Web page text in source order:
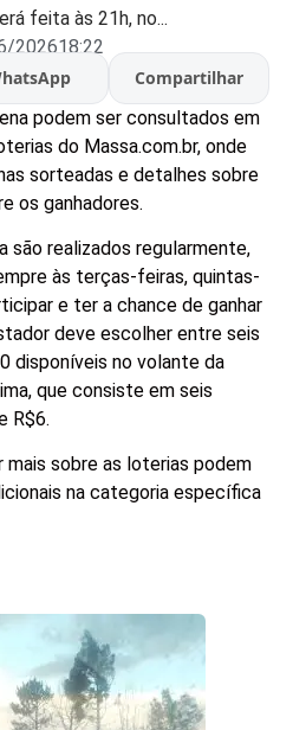
feita às 21h, no...
202618:22
Compartilhar
podem ser consultados em
do Massa.com.br, onde
sorteadas e detalhes sobre
os ganhadores.
são realizados regularmente,
às terças-feiras, quintas-
e ter a chance de ganhar
deve escolher entre seis
disponíveis no volante da
que consiste em seis
R$6.
mais sobre as loterias podem
na categoria específica